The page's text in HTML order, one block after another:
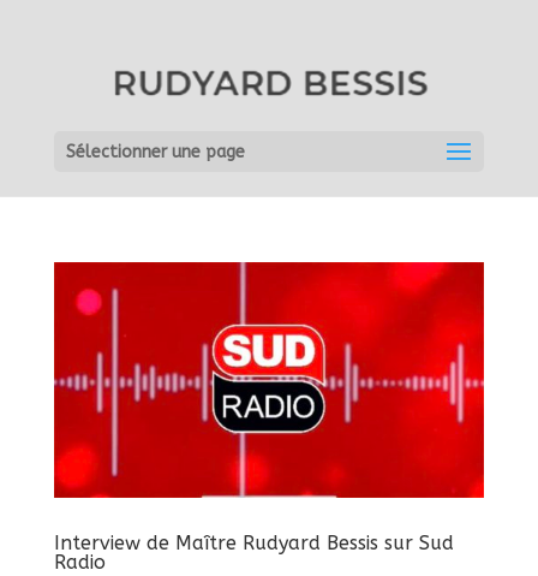
Sélectionner une page
Interview de Maître Rudyard Bessis sur Sud
Radio